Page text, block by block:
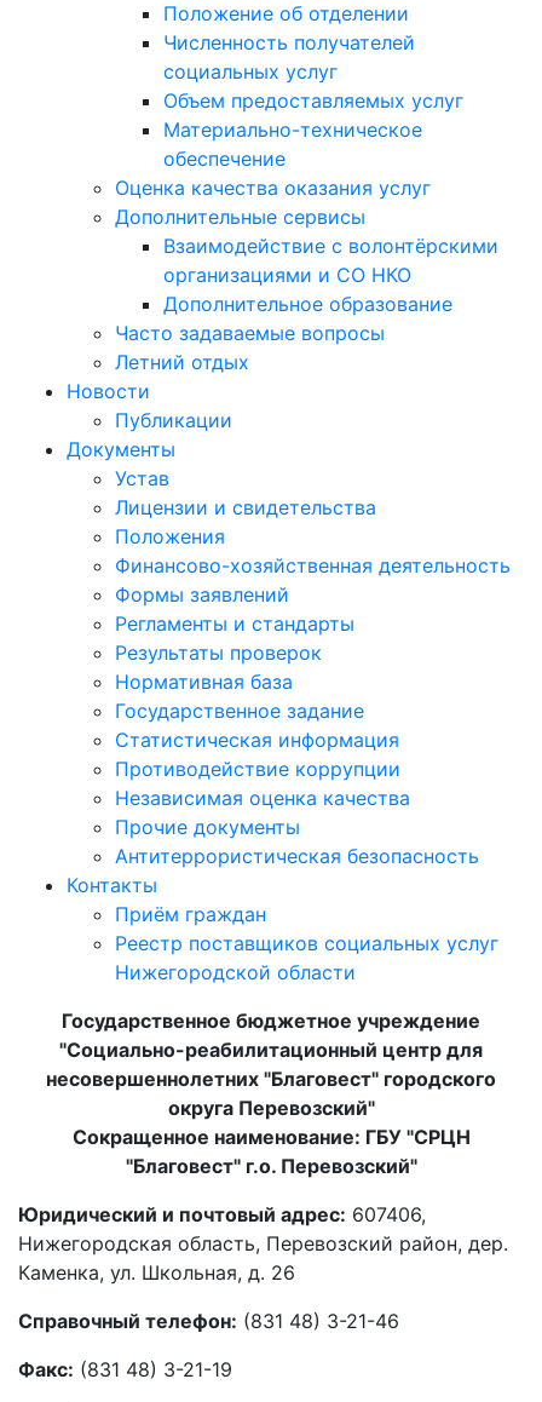
Положение об отделении
Численность получателей
социальных услуг
Объем предоставляемых услуг
Материально-техническое
обеспечение
Оценка качества оказания услуг
Дополнительные сервисы
Взаимодействие с волонтёрскими
организациями и СО НКО
Дополнительное образование
Часто задаваемые вопросы
Летний отдых
Новости
Публикации
Документы
Устав
Лицензии и свидетельства
Положения
Финансово-хозяйственная деятельность
Формы заявлений
Регламенты и стандарты
Результаты проверок
Нормативная база
Государственное задание
Статистическая информация
Противодействие коррупции
Независимая оценка качества
Прочие документы
Антитеррористическая безопасность
Контакты
Приём граждан
Реестр поставщиков социальных услуг
Нижегородской области
Государственное бюджетное учреждение
"Социально-реабилитационный центр для
несовершеннолетних "Благовест" городского
округа Перевозский"
Сокращенное наименование: ГБУ "СРЦН
"Благовест" г.о. Перевозский"
Юридический и почтовый адрес: 607406,
Нижегородская область, Перевозский район, дер.
Каменка, ул. Школьная, д. 26
Справочный телефон: (831 48) 3-21-46
Факс: (831 48) 3-21-19